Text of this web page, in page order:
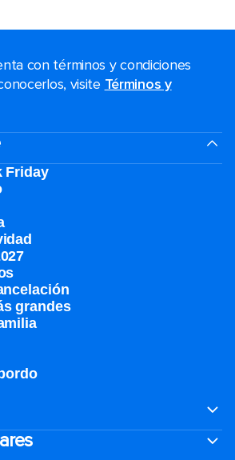
con términos y condiciones
visite Términos y
Friday
grandes